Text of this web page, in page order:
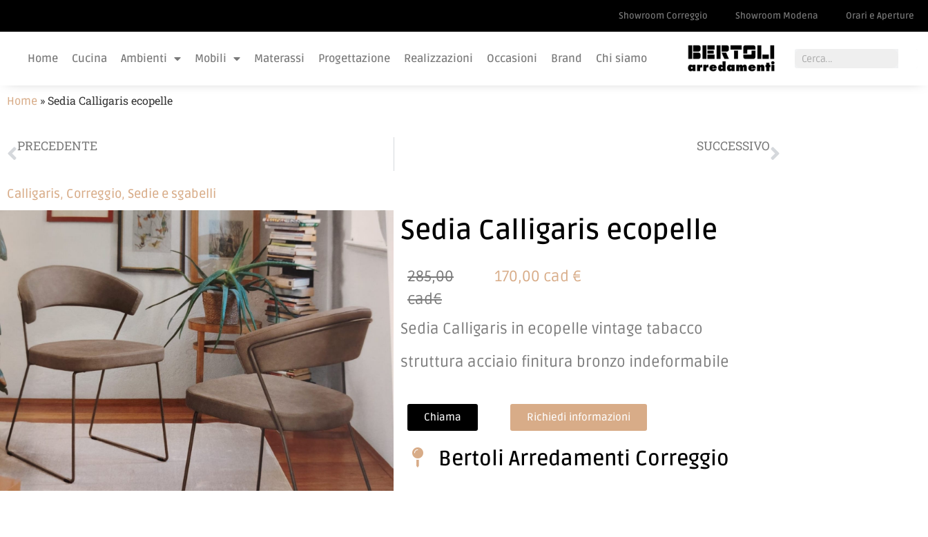
Showroom Correggio Showroom Modena Orari e Aperture
Home Cucina Ambienti Mobili Materassi Progettazione Realizzazioni Occasioni Brand Chi siamo
Home » Sedia Calligaris ecopelle
PRECEDENTE SUCCESSIVO
Calligaris, Correggio, Sedie e sgabelli
Sedia Calligaris ecopelle
285,00
cad€
170,00 cad €
Sedia Calligaris in ecopelle vintage tabacco
struttura acciaio finitura bronzo indeformabile
Chiama Richiedi informazioni
Bertoli Arredamenti Correggio